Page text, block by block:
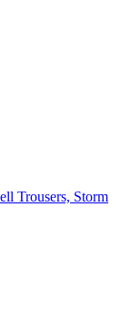
Trousers, Storm